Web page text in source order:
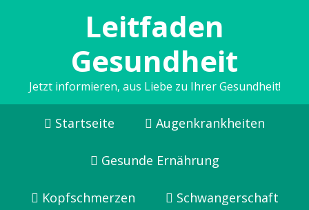
Leitfaden
Gesundheit
Jetzt informieren, aus Liebe zu Ihrer Gesundheit!
Startseite Augenkrankheiten
Gesunde Ernährung
Kopfschmerzen Schwangerschaft